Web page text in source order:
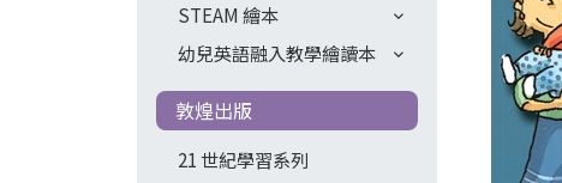
STEAM 繪本
幼兒英語融入教學繪讀本
敦煌出版
21 世紀學習系列